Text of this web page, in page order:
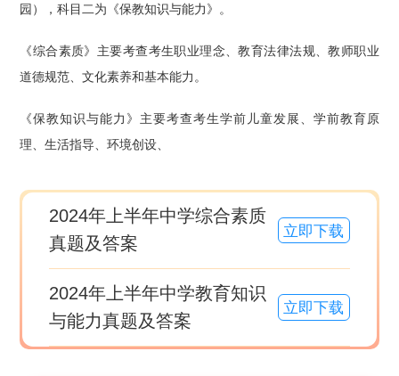
园），科目二为《保教知识与能力》。
《综合素质》主要考查考生职业理念、教育法律法规、教师职业
道德规范、文化素养和基本能力。
《保教知识与能力》主要考查考生学前儿童发展、学前教育原
理、生活指导、环境创设、
2024年上半年中学综合素质
真题及答案
立即下载
2024年上半年中学教育知识
与能力真题及答案
立即下载